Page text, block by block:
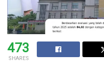
473
SHARES